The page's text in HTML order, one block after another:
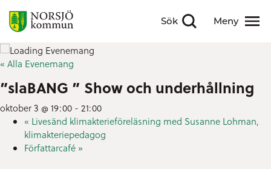
Sök
Visa sökfält Meny
Visa meny
« Alla Evenemang
”slaBANG ” Show och underhållning
oktober 3 @ 19:00 - 21:00
« Livesänd klimakterieföreläsning med Susanne Lohman,
klimakteriepedagog
Författarcafé »